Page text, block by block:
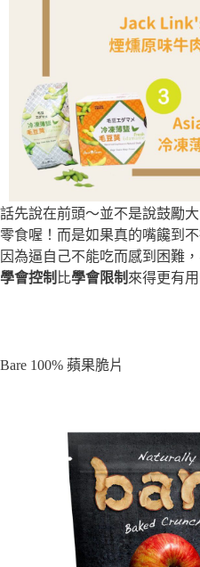
話先說在前頭～並不是說鼓勵
零食喔！而是如果真的嘴饞到
因為逼自己不能吃而感到困難
學會控制 比學會限制 來得更有用
Bare 100% 蘋果脆片